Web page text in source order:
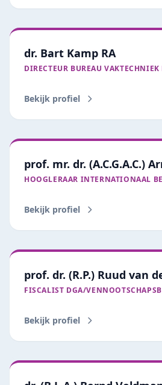
dr. Bart Kamp RA
DIRECTEUR BUREAU VAKTECHNIEK
Bekijk profiel
prof. mr. dr. (A.C.G.A.C.)
HOOGLERAAR INTERNATIONAAL
Bekijk profiel
prof. dr. (R.P.) Ruud van
FISCALIST DGA/
Bekijk profiel